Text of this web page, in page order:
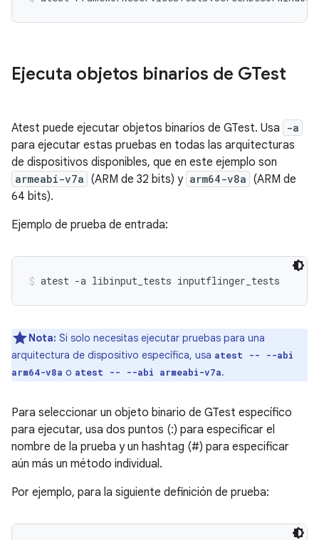
Ejecuta objetos binarios de GTest
Atest puede ejecutar objetos binarios de GTest. Usa -a
para ejecutar estas pruebas en todas las arquitecturas
de dispositivos disponibles, que en este ejemplo son
armeabi-v7a (ARM de 32 bits) y arm64-v8a (ARM de
64 bits).
Ejemplo de prueba de entrada:
atest -a libinput_tests inputflinger_tests
Nota: Si solo necesitas ejecutar pruebas para una
arquitectura de dispositivo específica, usa atest -- --abi
arm64-v8a o atest -- --abi armeabi-v7a.
Para seleccionar un objeto binario de GTest específico
para ejecutar, usa dos puntos (:) para especificar el
nombre de la prueba y un hashtag (#) para especificar
aún más un método individual.
Por ejemplo, para la siguiente definición de prueba: